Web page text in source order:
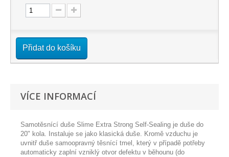
Přidat do košíku
VÍCE INFORMACÍ
Samotěsnící duše Slime Extra Strong Self-Sealing je duše do
20" kola. Instaluje se jako klasická duše. Kromě vzduchu je
uvnitř duše samoopravný těsnící tmel, který v případě potřeby
automaticky zaplní vzniklý otvor defektu v běhounu (do